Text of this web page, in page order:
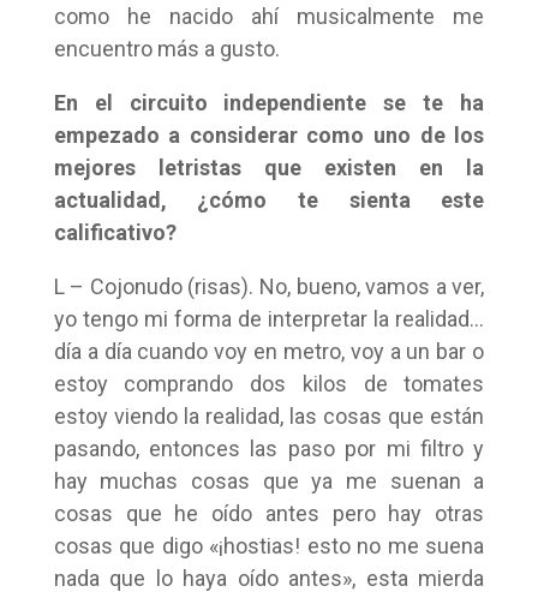
como he nacido ahí musicalmente me
encuentro más a gusto.
En el circuito independiente se te ha
empezado a considerar como uno de los
mejores letristas que existen en la
actualidad, ¿cómo te sienta este
calificativo?
L – Cojonudo (risas). No, bueno, vamos a ver,
yo tengo mi forma de interpretar la realidad…
día a día cuando voy en metro, voy a un bar o
estoy comprando dos kilos de tomates
estoy viendo la realidad, las cosas que están
pasando, entonces las paso por mi filtro y
hay muchas cosas que ya me suenan a
cosas que he oído antes pero hay otras
cosas que digo «¡hostias! esto no me suena
nada que lo haya oído antes», esta mierda